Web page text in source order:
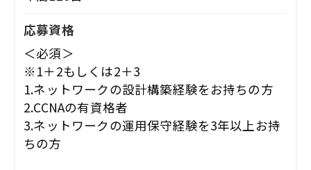
応募資格
＜必須＞
※1＋2もしくは2＋3
1.ネットワークの設計構築経験をお持ちの方
2.CCNAの有資格者
3.ネットワークの運用保守経験を3年以上お持
ちの方